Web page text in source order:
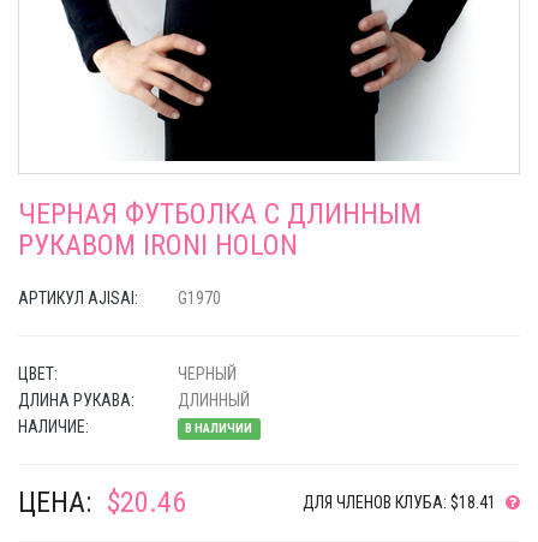
ЧЕРНАЯ ФУТБОЛКА С ДЛИННЫМ
РУКАВОМ IRONI HOLON
АРТИКУЛ AJISAI: G1970
ЦВЕТ:
ЧЕРНЫЙ
ДЛИНА РУКАВА:
ДЛИННЫЙ
НАЛИЧИЕ:
В НАЛИЧИИ
ЦЕНА: $20.46 ДЛЯ ЧЛЕНОВ КЛУБА: $18.41